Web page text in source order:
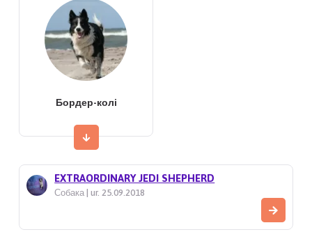
Бордер-колі
EXTRAORDINARY JEDI SHEPHERD
Собака | ur. 25.09.2018